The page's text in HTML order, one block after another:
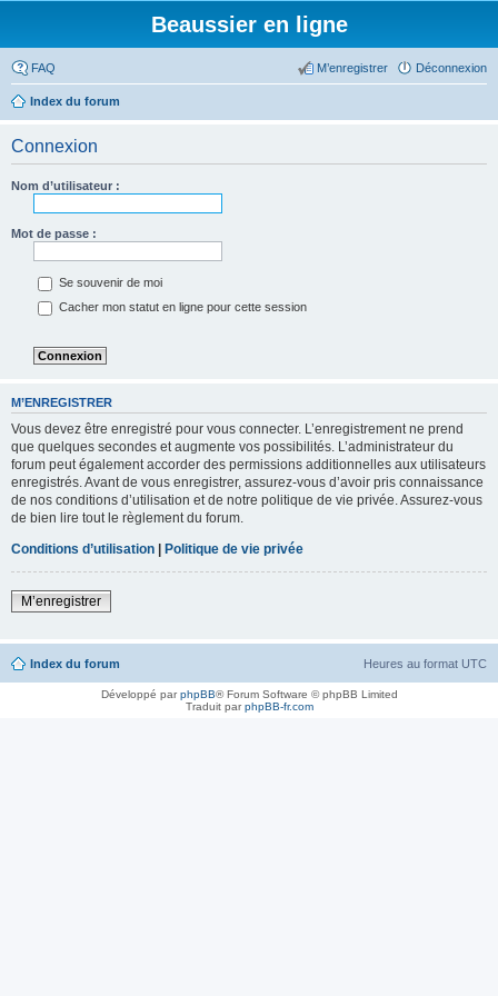
Beaussier en ligne
FAQ Déconnexion
M’enregistrer
Index du forum
Connexion
Nom d’utilisateur :
Mot de passe :
Se souvenir de moi
Cacher mon statut en ligne pour cette session
M’ENREGISTRER
Vous devez être enregistré pour vous connecter. L’enregistrement ne prend
que quelques secondes et augmente vos possibilités. L’administrateur du
forum peut également accorder des permissions additionnelles aux utilisateurs
enregistrés. Avant de vous enregistrer, assurez-vous d’avoir pris connaissance
de nos conditions d’utilisation et de notre politique de vie privée. Assurez-vous
de bien lire tout le règlement du forum.
Conditions d’utilisation | Politique de vie privée
M’enregistrer
Index du forum Heures au format UTC
Développé parphpBB® Forum Software © phpBB Limited
Traduit parphpBB-fr.com